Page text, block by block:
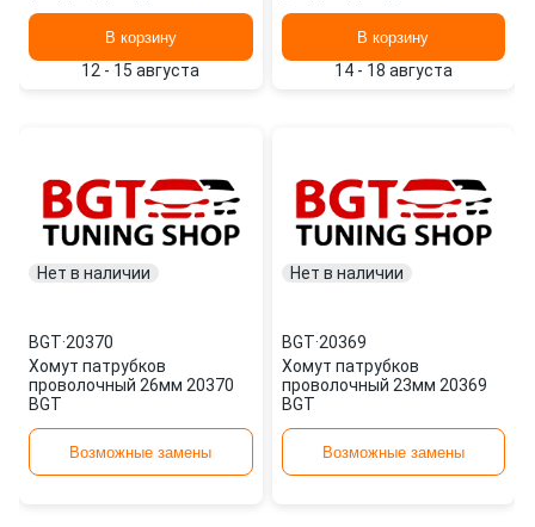
В корзину
12 - 15 августа
В корзину
14 - 18 августа
Нет в наличии
BGT·20370
Хомут патрубков
проволочный 26мм 20370
BGT
Возможные замены
Нет в наличии
BGT·20369
Хомут патрубков
проволочный 23мм 20369
BGT
Возможные замены